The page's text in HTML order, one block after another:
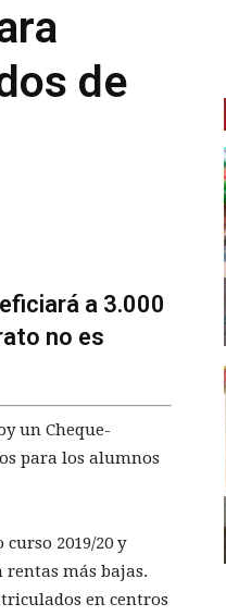
de
a 3.000
no es
un Cheque-
para los alumnos
2019/20 y
rentas más bajas.
en centros